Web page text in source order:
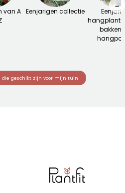
van A Eenjarigen collectie
bakken
→
die geschikt zijn voor mijn tuin